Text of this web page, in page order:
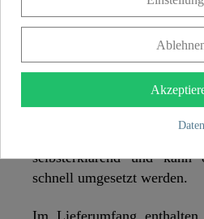
Qualitäts-Kartusche mit
Dichtungen verbaut.
Kartusche selbständig
Abgerundet wird der
durch die einfache
selbsterklärend und kann
schnell umgesetzt werden.